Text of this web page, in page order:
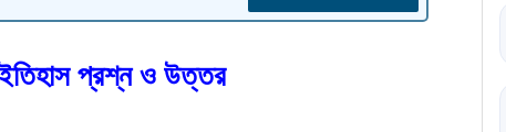
প্রশ্ন ও উত্তর